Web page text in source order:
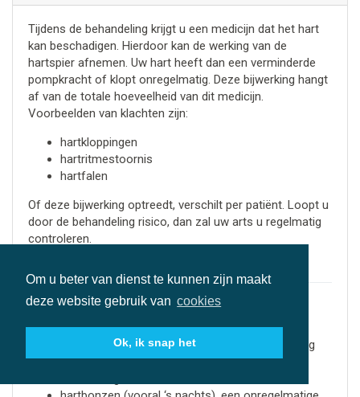
Om u beter van dienst te kunnen zijn maakt
deze website gebruik van cookies
Ok, ik snap het
Tijdens de behandeling krijgt u een medicijn dat het hart
kan beschadigen. Hierdoor kan de werking van de
hartspier afnemen. Uw hart heeft dan een verminderde
pompkracht of klopt onregelmatig. Deze bijwerking hangt
af van de totale hoeveelheid van dit medicijn.
Voorbeelden van klachten zijn:
hartkloppingen
hartritmestoornis
hartfalen
Of deze bijwerking optreedt, verschilt per patiënt. Loopt u
door de behandeling risico, dan zal uw arts u regelmatig
controleren.
Als u een van de volgende klachten heeft, neem dan
extreme vermoeidheid bij lichamelijke inspanning
pijn op de borst